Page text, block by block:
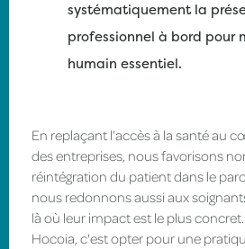
systématiquement la
professionnel à bord pour
humain essentiel.
En replaçant l’accès à la santé au
des entreprises, nous favorisons
réintégration du patient dans le
nous redonnons aussi aux
là où leur impact est le plus
Hocoia, c'est opter pour une